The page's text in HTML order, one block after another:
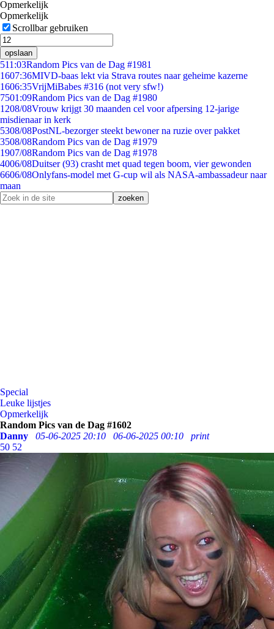
Opmerkelijk
Opmerkelijk
Scrollbar gebruiken
opslaan
511:03Random Pics van de Dag #1981
1607:36MIVD-baas lekt via Strava routes naar geheime kazerne
1606:35VrijMiBabes #316 (not very sfw!)
7501:09Random Pics van de Dag #1980
1208/08Vrouw krijgt 30 maanden cel voor afpersing 12-jarige
misdienaar in kerk
5308/08PostNL-bezorger steekt bewoner na ruzie over pakket
3508/08Random Pics van de Dag #1979
1907/08Random Pics van de Dag #1978
4006/08Duitser (93) crasht met quad tegen boom, vier gewonden
6606/08Onlyfans-model met G-cup wil als NASA-ambassadeur naar
maan
Special
Leuke lijstjes
Opmerkelijk
Random Pics van de Dag #1602
Danny
05-06-2025 20:10 06-06-2025 00:10
print
50 52